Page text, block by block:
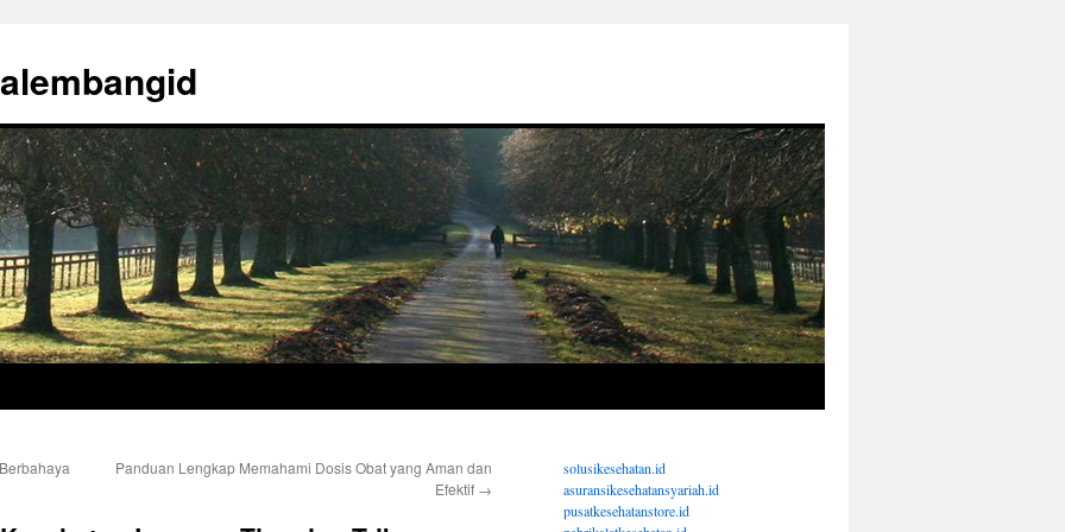
Panduan Lengkap Memahami Dosis Obat yang Aman dan
Efektif →
solusikesehatan.id
asuransikesehatansyariah.id
pusatkesehatanstore.id